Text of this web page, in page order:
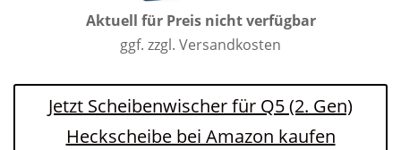
Aktuell für Preis nicht verfügbar
ggf. zzgl. Versandkosten
Jetzt Scheibenwischer für Q5 (2. Gen)
Heckscheibe bei Amazon kaufen